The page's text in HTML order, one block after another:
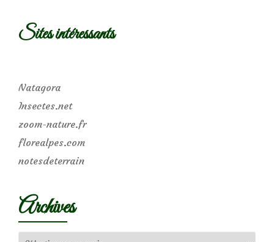
Sites intéressants
Natagora
Insectes.net
zoom-nature.fr
florealpes.com
notesdeterrain
Archives